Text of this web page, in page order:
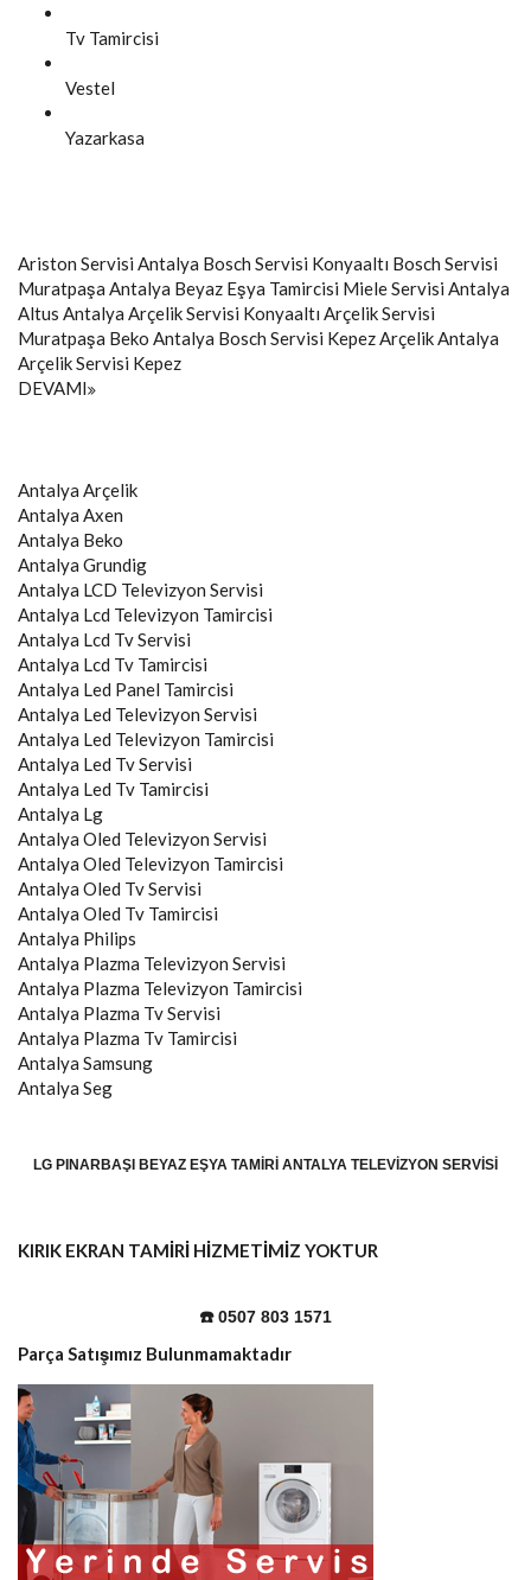
Tv Tamircisi
Vestel
Yazarkasa
Ariston Servisi Antalya Bosch Servisi Konyaaltı Bosch Servisi
Muratpaşa Antalya Beyaz Eşya Tamircisi Miele Servisi Antalya
Altus Antalya Arçelik Servisi Konyaaltı Arçelik Servisi
Muratpaşa Beko Antalya Bosch Servisi KepezArçelik Antalya
Arçelik Servisi Kepez
DEVAMI
Antalya Arçelik
Antalya Axen
Antalya Beko
Antalya Grundig
Antalya LCD Televizyon Servisi
Antalya Lcd Televizyon Tamircisi
Antalya Lcd Tv Servisi
Antalya Lcd Tv Tamircisi
Antalya Led Panel Tamircisi
Antalya Led Televizyon Servisi
Antalya Led Televizyon Tamircisi
Antalya Led Tv Servisi
Antalya Led Tv Tamircisi
Antalya Lg
Antalya Oled Televizyon Servisi
Antalya Oled Televizyon Tamircisi
Antalya Oled Tv Servisi
Antalya Oled Tv Tamircisi
Antalya Philips
Antalya Plazma Televizyon Servisi
Antalya Plazma Televizyon Tamircisi
Antalya Plazma Tv Servisi
Antalya Plazma Tv Tamircisi
Antalya Samsung
Antalya Seg
LG PINARBAŞI BEYAZ EŞYA TAMIRI ANTALYA TELEVIZYON SERVISI
KIRIK EKRAN TAMİRİ HİZMETİMİZ YOKTUR
☎️ 0507 803 1571
Parça Satışımız Bulunmamaktadır